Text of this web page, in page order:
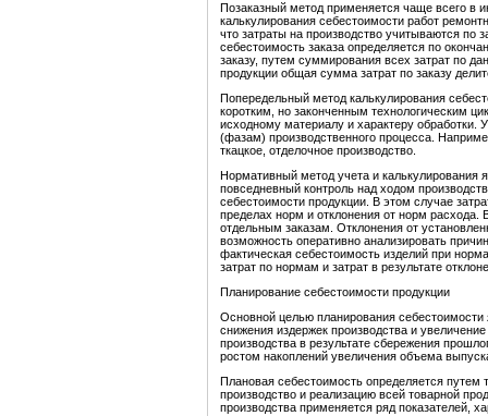
Позаказный метод применяется чаще всего в
калькулирования себестоимости работ
что затраты на производство учитываются по
себестоимость заказа определяется по
заказу, путем суммирования всех затрат по
продукции общая сумма затрат по заказу
Попередельный метод калькулирования
коротким, но законченным технологическим
исходному материалу и характеру обработки.
(фазам) производственного процесса.
ткацкое, отделочное производство.
Нормативный метод учета и калькулирования
повседневный контроль над ходом
себестоимости продукции. В этом случае
пределах норм и отклонения от норм расхода.
отдельным заказам. Отклонения от
возможность оперативно анализировать
фактическая себестоимость изделий при
затрат по нормам и затрат в результате
Планирование себестоимости продукции
Основной целью планирования
снижения издержек производства и
производства в результате сбережения
ростом накоплений увеличения объема
Плановая себестоимость определяется путем
производство и реализацию всей товарной
производства применяется ряд показателей,